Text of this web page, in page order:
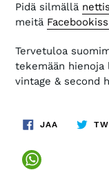
Pidä silmällä
meitä
Tervetuloa
tekemään
vintage & second
JAA